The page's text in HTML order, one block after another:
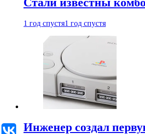
1 год спустя1 год спустя
Инженер создал